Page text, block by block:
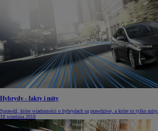
Hybrydy - fakty i mity
Sprawdź, które wiadomości o hybrydach są prawdziwe, a które to tylko mity.
18 września 2018